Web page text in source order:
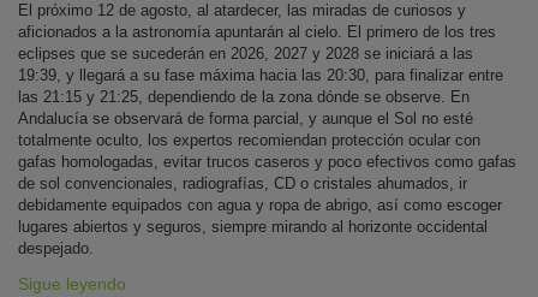
El próximo 12 de agosto, al atardecer, las miradas de curiosos y
aficionados a la astronomía apuntarán al cielo. El primero de los tres
eclipses que se sucederán en 2026, 2027 y 2028 se iniciará a las
19:39, y llegará a su fase máxima hacia las 20:30, para finalizar entre
las 21:15 y 21:25, dependiendo de la zona dónde se observe. En
Andalucía se observará de forma parcial, y aunque el Sol no esté
totalmente oculto, los expertos recomiendan protección ocular con
gafas homologadas, evitar trucos caseros y poco efectivos como gafas
de sol convencionales, radiografías, CD o cristales ahumados, ir
debidamente equipados con agua y ropa de abrigo, así como escoger
lugares abiertos y seguros, siempre mirando al horizonte occidental
despejado.
Sigue leyendo